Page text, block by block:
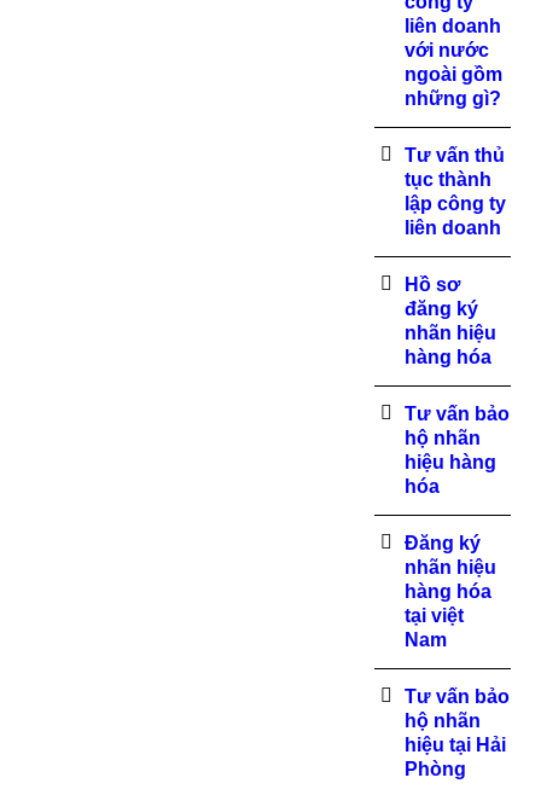
liên doanh
với nước
ngoài gồm
những gì?
Tư vấn thủ
tục thành
lập công ty
liên doanh
Hồ sơ
đăng ký
nhãn hiệu
hàng hóa
Tư vấn bảo
hộ nhãn
hiệu hàng
hóa
Đăng ký
nhãn hiệu
hàng hóa
tại việt
Nam
Tư vấn bảo
hộ nhãn
hiệu tại Hải
Phòng